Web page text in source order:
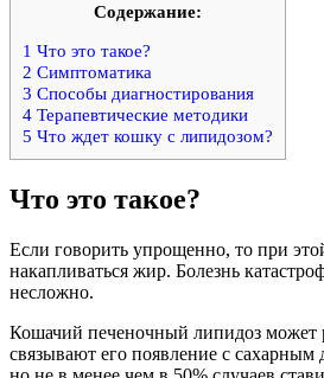
Содержание:
1 Что это такое?
2 Симптоматика
3 Способы диагностирования
4 Терапевтические методики
5 Что ждет кошку с липидозом?
Что это такое?
Если говорить упрощенно, то при
накапливаться жир. Болезнь
несложно.
Кошачий печеночный липидоз может
связывают его появление с